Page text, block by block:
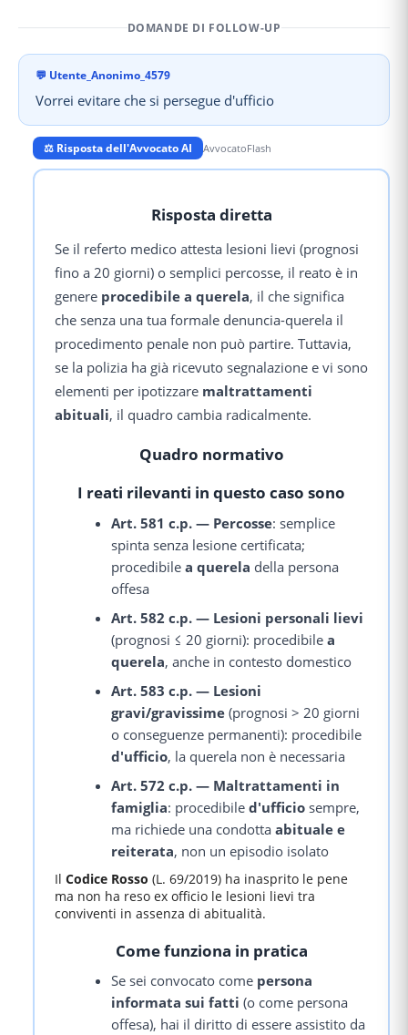
DOMANDE DI FOLLOW-UP
💬 Utente_Anonimo_4579
Vorrei evitare che si persegue d'ufficio
⚖️ Risposta dell'Avvocato AI AvvocatoFlash
Risposta diretta
Se il referto medico attesta lesioni lievi (prognosi
fino a 20 giorni) o semplici percosse, il reato è in
genere procedibile a querela, il che significa
che senza una tua formale denuncia-querela il
procedimento penale non può partire. Tuttavia,
se la polizia ha già ricevuto segnalazione e vi sono
elementi per ipotizzare maltrattamenti
abituali, il quadro cambia radicalmente.
Quadro normativo
I reati rilevanti in questo caso sono
Art. 581 c.p. — Percosse: semplice
spinta senza lesione certificata;
procedibilea querela della persona
offesa
Art. 582 c.p. — Lesioni personali lievi
(prognosi ≤ 20 giorni): procedibilea
querela, anche in contesto domestico
Art. 583 c.p. — Lesioni
gravi/gravissime (prognosi > 20 giorni
o conseguenze permanenti): procedibile
d'ufficio, la querela non è necessaria
Art. 572 c.p. — Maltrattamenti in
famiglia: procedibiled'ufficio sempre,
ma richiede una condottaabituale e
reiterata, non un episodio isolato
Il Codice Rosso (L. 69/2019) ha inasprito le pene
ma non ha reso ex officio le lesioni lievi tra
conviventi in assenza di abitualità.
Come funziona in pratica
Se sei convocato come persona
informata sui fatti (o come persona
offesa), hai il diritto di essere assistito da